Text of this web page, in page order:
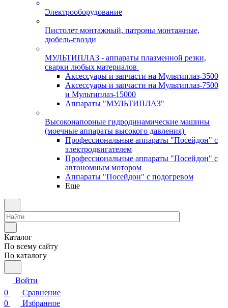
Электрооборудование
Пистолет монтажный, патроны монтажные,
дюбель-гвозди
МУЛЬТИПЛАЗ - аппараты плазменной резки,
сварки любых материалов
Аксессуары и запчасти на Мультиплаз-3500
Аксессуары и запчасти на Мультиплаз-7500
и Мультиплаз-15000
Аппараты "МУЛЬТИПЛАЗ"
Высоконапорные гидродинамические машины
(моечные аппараты высокого давления)
Профессиональные аппараты "Посейдон" с
электродвигателем
Профессиональные аппараты "Посейдон" с
автономным мотором
Аппараты "Посейдон" с подогревом
Еще
Каталог
По всему сайту
По каталогу
Войти
0
Сравнение
0
Избранное